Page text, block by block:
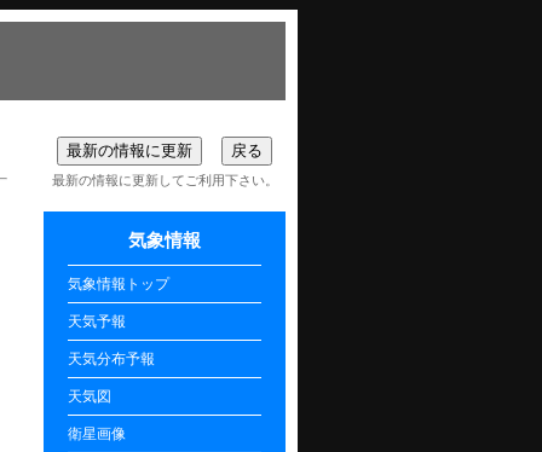
最新の情報に更新してご利用下さい。
気象情報
気象情報トップ
天気予報
天気分布予報
天気図
衛星画像